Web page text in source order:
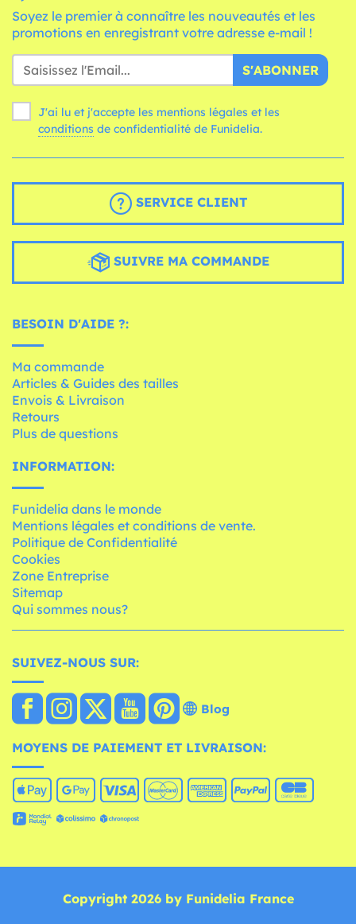
Soyez le premier à connaître les nouveautés et les
promotions en enregistrant votre adresse e-mail !
S'ABONNER
J'ai lu et j'accepte les mentions légales et les
conditions de confidentialité de Funidelia.
SERVICE CLIENT
SUIVRE MA COMMANDE
BESOIN D'AIDE ?:
Ma commande
Articles & Guides des tailles
Envois & Livraison
Retours
Plus de questions
INFORMATION:
Funidelia dans le monde
Mentions légales et conditions de vente.
Politique de Confidentialité
Cookies
Zone Entreprise
Sitemap
Qui sommes nous?
SUIVEZ-NOUS SUR:
Blog
MOYENS DE PAIEMENT ET LIVRAISON:
Copyright 2026 by Funidelia France